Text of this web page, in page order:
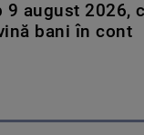
9 august 2026,
bani în cont